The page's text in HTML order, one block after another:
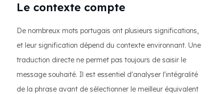
Le contexte compte
De nombreux mots portugais ont plusieurs significations,
et leur signification dépend du contexte environnant. Une
traduction directe ne permet pas toujours de saisir le
message souhaité. Il est essentiel d'analyser l'intégralité
de la phrase avant de sélectionner le meilleur équivalent